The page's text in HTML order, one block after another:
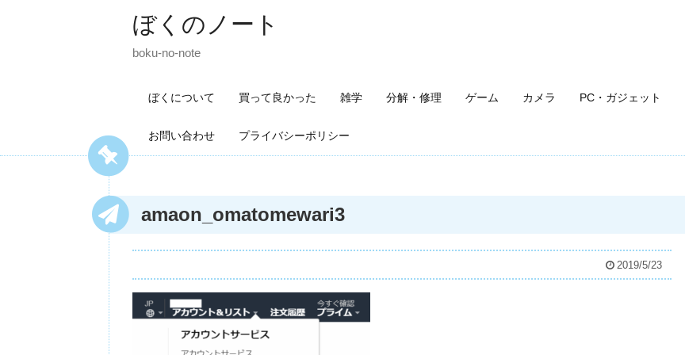
ぼくのノート
boku-no-note
ぼくについて 買って良かった 雑学 分解・修理 ゲーム カメラ PC・ガジェット
お問い合わせ プライバシーポリシー
amaon_omatomewari3
2019/5/23